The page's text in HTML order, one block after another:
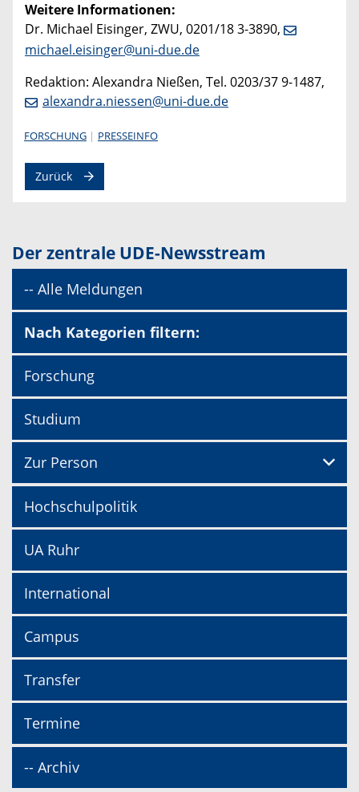
Weitere Informationen:
Dr. Michael Eisinger, ZWU, 0201/18 3-3890,
michael.eisinger@uni-due.de
Redaktion: Alexandra Nießen, Tel. 0203/37 9-1487,
alexandra.niessen@uni-due.de
FORSCHUNG PRESSEINFO
Zurück
Der zentrale UDE-Newsstream
-- Alle Meldungen
Nach Kategorien filtern:
Forschung
Studium
Zur Person
Hochschulpolitik
UA Ruhr
International
Campus
Transfer
Termine
-- Archiv